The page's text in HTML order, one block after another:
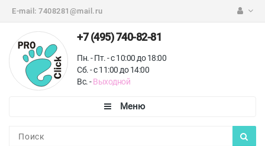
E-mail: 7408281@mail.ru
+7 (495) 740-82-81
Пн. - Пт. - с 10:00 до 18:00
Сб. - с 11:00 до 14:00
Вс. -Выходной